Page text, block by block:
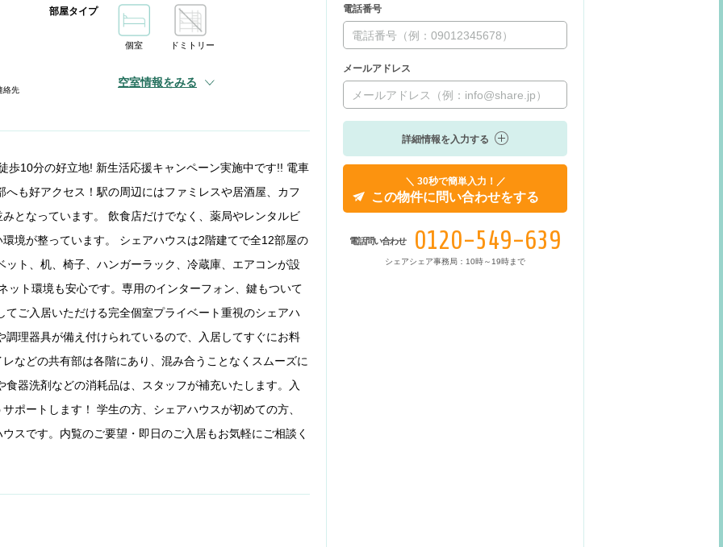
絡先
部屋タイプ
個室 ドミトリー
空室情報をみる
歩10分の好立地! 新生活応援キャンペーン実施中です!! 電車
も好アクセス！駅の周辺にはファミレスや居酒屋、カフ
となっています。 飲食店だけでなく、薬局やレンタルビ
境が整っています。 シェアハウスは2階建てで全12部屋の
ト、机、椅子、ハンガーラック、冷蔵庫、エアコンが設
ット環境も安心です。専用のインターフォン、鍵もついて
ご入居いただける完全個室プライベート重視のシェアハ
理器具が備え付けられているので、入居してすぐにお料
などの共有部は各階にあり、混み合うことなくスムーズに
器洗剤などの消耗品は、スタッフが補充いたします。入
ポートします！ 学生の方、シェアハウスが初めての方、
スです。内覧のご要望・即日のご入居もお気軽にご相談く
電話番号
メールアドレス
詳細情報を入力する
＼ 30秒で簡単入力！／
この物件に問い合わせをする
電話問い合わせ 0120-549-639
シェアシェア事務局：10時～19時まで